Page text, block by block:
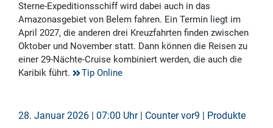
Sterne-Expeditionsschiff wird dabei auch in das
Amazonasgebiet von Belem fahren. Ein Termin liegt im
April 2027, die anderen drei Kreuzfahrten finden zwischen
Oktober und November statt. Dann können die Reisen zu
einer 29-Nächte-Cruise kombiniert werden, die auch die
Karibik führt.
Tip Online
28. Januar 2026 | 07:00 Uhr | Counter vor9 | Produkte